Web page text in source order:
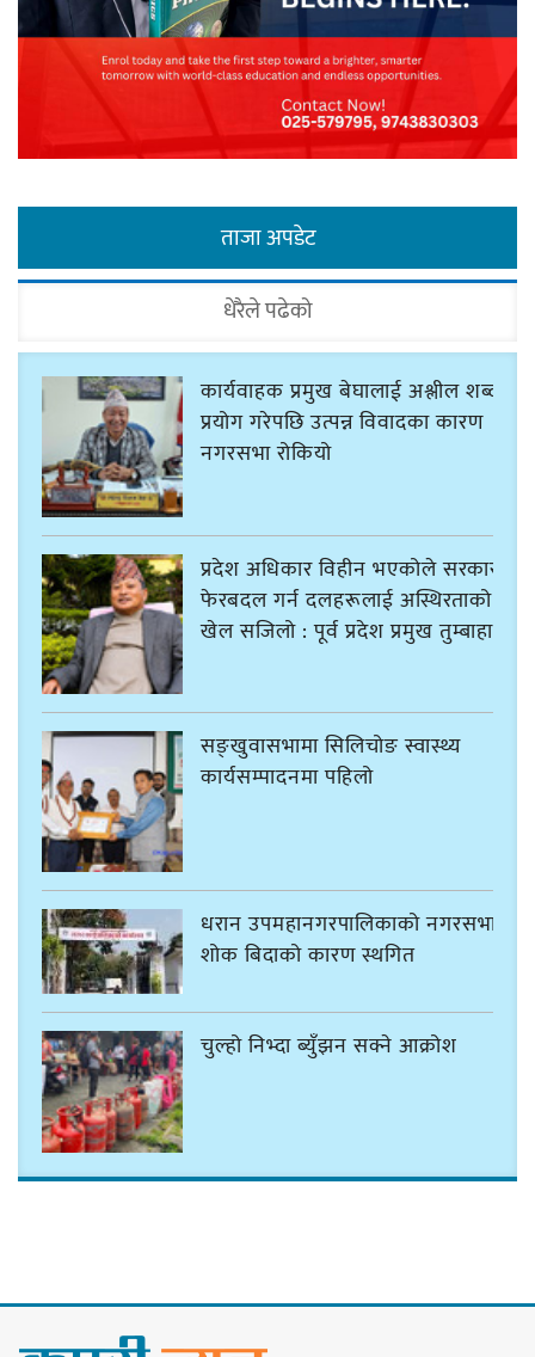
ताजा अपडेट
धेरैले पढेको
कार्यवाहक प्रमुख बेघालाई अश्लील शब्द
प्रयोग गरेपछि उत्पन्न विवादका कारण
नगरसभा रोकियो
प्रदेश अधिकार विहीन भएकोले सरकार
फेरबदल गर्न दलहरूलाई अस्थिरताको
खेल सजिलो : पूर्व प्रदेश प्रमुख तुम्बाहाङ
सङ्खुवासभामा सिलिचोङ स्वास्थ्य
कार्यसम्पादनमा पहिलो
धरान उपमहानगरपालिकाको नगरसभा
शोक बिदाको कारण स्थगित
चुल्हो निभ्दा ब्युँझन सक्ने आक्रोश